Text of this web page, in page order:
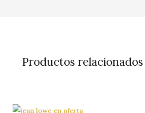
Productos relacionados